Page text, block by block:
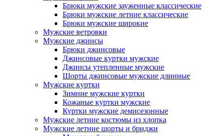
Брюки мужские зауженные классические
Брюки мужские летние классические
Брюки мужские широкие
Мужские ветровки
Мужские джинсы
Брюки джинсовые
Джинсовые куртки мужские
Джинсы утепленные мужские
Шорты джинсовые мужские длинные
Мужские куртки
Зимние мужские куртки
Кожаные куртки мужские
Куртки мужские демисезонные
Мужские летние костюмы из хлопка
Мужские летние шорты и бриджи